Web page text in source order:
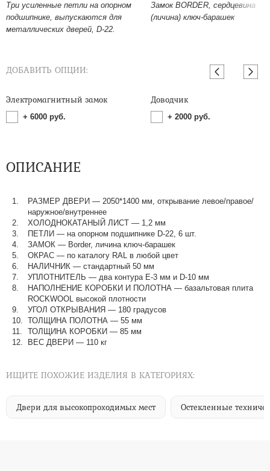
Три усиленные петли на опорном
подшипнике, выпускаются для
металлических дверей, D-22.
Замок BORDER, сердцевина
(личина) ключ-барашек
ДОБАВИТЬ ОПЦИИ:
Электромагнитный замок
+ 6000 руб.
Доводчик
+ 2000 руб.
ОПИСАНИЕ
РАЗМЕР ДВЕРИ — 2050*1400 мм, открывание левое/правое/
наружное/внутреннее
ХОЛОДНОКАТАНЫЙ ЛИСТ — 1,2 мм
ПЕТЛИ — на опорном подшипнике D-22, 6 шт.
ЗАМОК — Border, личина ключ-барашек
ОКРАС — по каталогу RAL в любой цвет​​​​​​​
НАЛИЧНИК — стандартный 50 мм
УПЛОТНИТЕЛЬ — два контура Е-3 мм и D-10 мм
НАПОЛНЕНИЕ КОРОБКИ И ПОЛОТНА — базальтовая плита
ROCKWOOL высокой плотности
УГОЛ ОТКРЫВАНИЯ — 180 градусов
ТОЛЩИНА ПОЛОТНА — 55 мм
ТОЛЩИНА КОРОБКИ — 85 мм
ВЕС ДВЕРИ — 110 кг
ИЩИТЕ ПОХОЖИЕ ИЗДЕЛИЯ В КАТЕГОРИЯХ:
Двери для высокопроходимых мест Остекленные